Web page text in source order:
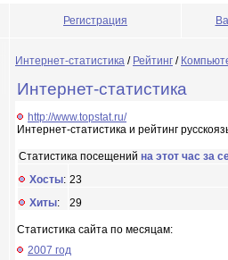
Регистрация
Интернет-статистика / Рейтинг /
Интернет-статистика
http://www.topstat.ru/
Интернет-статистика и рейтинг
Статистика посещений на этот час за
Хосты: 23
Хиты: 29
Статистика сайта по месяцам:
2007 год